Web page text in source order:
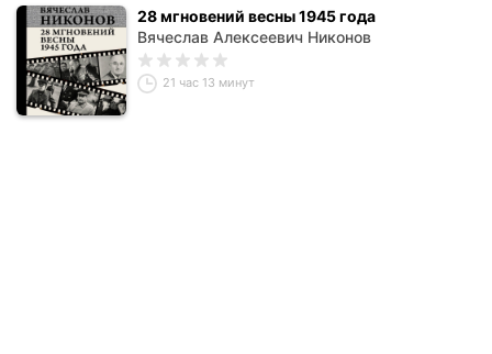
28 мгновений весны 1945 года
Вячеслав Алексеевич Никонов
21 час 13 минут